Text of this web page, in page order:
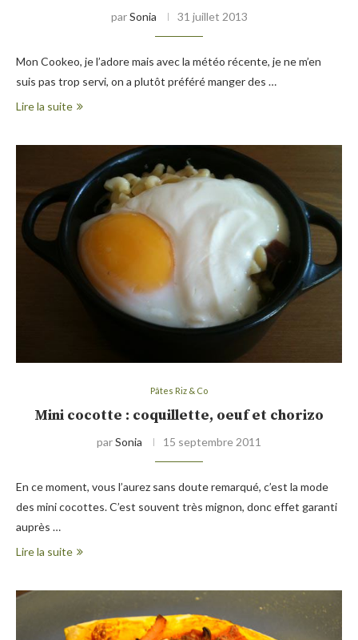
parSonia 31 juillet 2013
Mon Cookeo, je l’adore mais avec la météo récente, je ne m’en
suis pas trop servi, on a plutôt préféré manger des …
Lire la suite
Pâtes Riz & Co
Mini cocotte : coquillette, oeuf et chorizo
parSonia 15 septembre 2011
En ce moment, vous l’aurez sans doute remarqué, c’est la mode
des mini cocottes. C’est souvent très mignon, donc effet garanti
auprès …
Lire la suite